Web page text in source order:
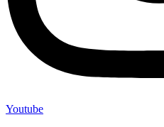
Youtube